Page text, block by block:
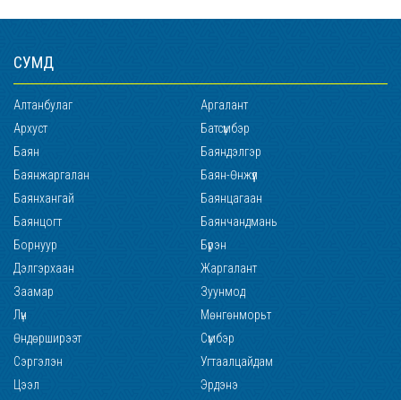
СУМД
Алтанбулаг
Аргалант
Архуст
Батсүмбэр
Баян
Баяндэлгэр
Баянжаргалан
Баян-Өнжүүл
Баянхангай
Баянцагаан
Баянцогт
Баянчандмань
Борнуур
Бүрэн
Дэлгэрхаан
Жаргалант
Заамар
Зуунмод
Лүн
Мөнгөнморьт
Өндөрширээт
Сүмбэр
Сэргэлэн
Угтаалцайдам
Цээл
Эрдэнэ